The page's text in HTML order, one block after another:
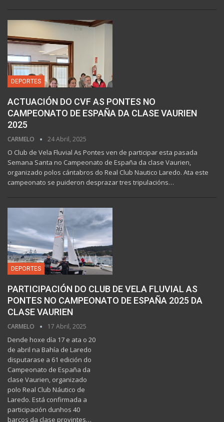
DEPORTES
ACTUACIÓN DO CVF AS PONTES NO
CAMPEONATO DE ESPAÑA DA CLASE VAURIEN
2025
CARMELO 24 Abril, 2025
O Club de Vela Fluvial As Pontes ven de participar esta pasada
Semana Santa no Campeonato de España da clase Vaurien,
organizado polos cántabros do Real Club Nautico Laredo. Ata este
campeonato se puideron desprazar tres tripulacións…
DEPORTES
PARTICIPACIÓN DO CLUB DE VELA FLUVIAL AS
PONTES NO CAMPEONATO DE ESPAÑA 2025 DA
CLASE VAURIEN
CARMELO 17 Abril, 2025
Dende hoxe día 17 e ata o 20
de abril na Bahía de Laredo
disputarase a 61 edición do
Campeonato de España da
clase Vaurien, organizado
polo Real Club Náutico de
Laredo. Está confirmada a
participación dunhos 40
barcos da clase provintes…